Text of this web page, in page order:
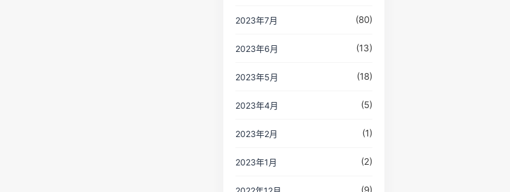
2023年7月 (80)
2023年6月 (13)
2023年5月 (18)
2023年4月 (5)
2023年2月 (1)
2023年1月 (2)